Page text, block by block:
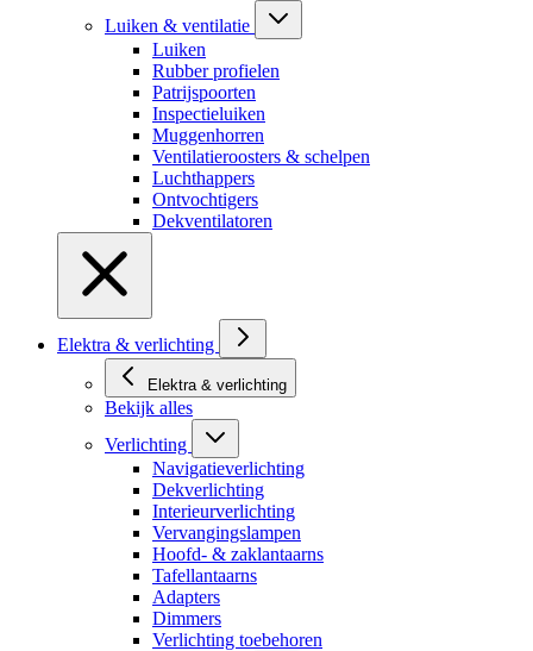
Luiken & ventilatie
Luiken
Rubber profielen
Patrijspoorten
Inspectieluiken
Muggenhorren
Ventilatieroosters & schelpen
Luchthappers
Ontvochtigers
Dekventilatoren
Elektra & verlichting
Elektra & verlichting
Bekijk alles
Verlichting
Navigatieverlichting
Dekverlichting
Interieurverlichting
Vervangingslampen
Hoofd- & zaklantaarns
Tafellantaarns
Adapters
Dimmers
Verlichting toebehoren